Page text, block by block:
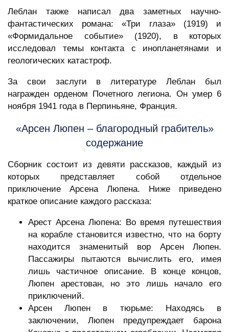
Леблан также написал два заметных научно-
фантастических романа: «Три глаза» (1919) и
«Формидальное событие» (1920), в которых
исследовал темы контакта с инопланетянами и
геологических катастроф.
За свои заслуги в литературе Леблан был
награжден орденом Почетного легиона. Он умер 6
ноября 1941 года в Перпиньяне, Франция.
«Арсен Люпен – благородный грабитель»
содержание
Сборник состоит из девяти рассказов, каждый из
которых представляет собой отдельное
приключение Арсена Люпена. Ниже приведено
краткое описание каждого рассказа:
Арест Арсена Люпена: Во время путешествия
на корабле становится известно, что на борту
находится знаменитый вор Арсен Люпен.
Пассажиры пытаются вычислить его, имея
лишь частичное описание. В конце концов,
Люпен арестован, но это лишь начало его
приключений.
Арсен Люпен в тюрьме: Находясь в
заключении, Люпен предупреждает барона